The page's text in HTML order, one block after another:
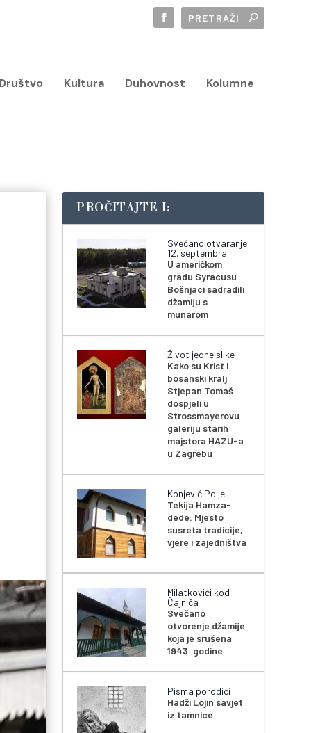
Kultura Duhovnost Kolumne
PROČITAJTE I:
Svečano otvaranje
12. septembra
U američkom
gradu Syracusu
Bošnjaci sadradili
džamiju s
munarom
Život jedne slike
Kako su Krist i
bosanski kralj
Stjepan Tomaš
dospjeli u
Strossmayerovu
galeriju starih
majstora HAZU-a
u Zagrebu
Konjević Polje
Tekija Hamza-
dede: Mjesto
susreta tradicije,
vjere i zajedništva
Milatkovići kod
Čajniča
Svečano
otvorenje džamije
koja je srušena
1943. godine
Pisma porodici
Hadži Lojin savjet
iz tamnice